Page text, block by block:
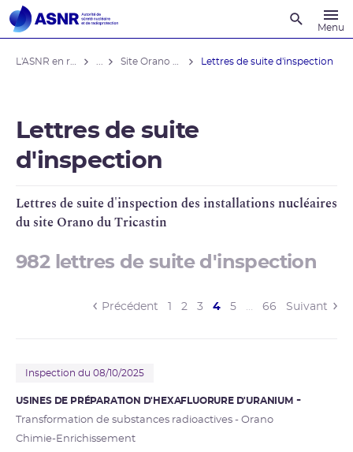
Menu
Lettres de suite d'inspection
Lettres de suite
d'inspection
Lettres de suite d'inspection des installations nucléaires
du site Orano du Tricastin
982 lettres de suite d'inspection
Précédent 2 3 4(current)
5 … 66 Suivant
Inspection du 08/10/2025
USINES DE PRÉPARATION D'HEXAFLUORURE D'URANIUM
Transformation de substances radioactives - Orano
Chimie-Enrichissement